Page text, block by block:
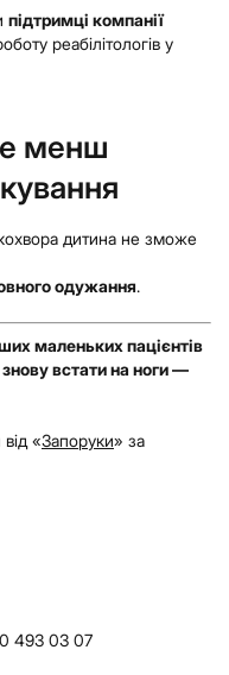
підтримці компанії
реабілітологів у
менш
дитина не зможе
одужання.
маленьких пацієнтів
знову встати на ноги —
«Запоруки» за
493 03 07